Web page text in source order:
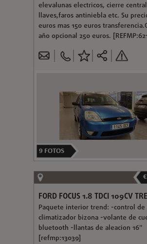
elevalunas electricos, cierre
llaves,faros antiniebla etc. Su
euros mas 150 euros
año opcional 250 euros.
9 FOTOS
FORD FOCUS 1.8 TDCI 109CV
Paquete interior trend: -control
climatizador bizona -volante de
bluetooth -llantas de aleacion 16"
[refmp:13039]